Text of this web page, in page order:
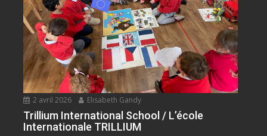
2 avril 2026 Elisabeth Gandy
Trillium International School / L’école
Internationale TRILLIUM